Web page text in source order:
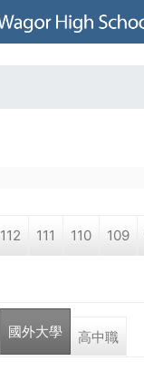
Jump to navigation
112 111 110 109
國外大學 高中職